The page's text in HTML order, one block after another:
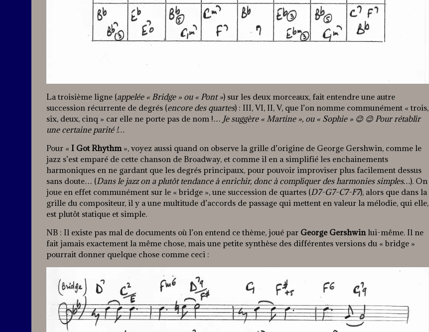
La troisième ligne (appelée « Bridge » ou « Pont ») sur les deux morceaux, fait entendre une autre
succession récurrente de degrés (encore des quartes) : III, VI, II, V, que l’on nomme communément « trois,
six, deux, cinq » car elle ne porte pas de nom !… Je suggère « Martine », ou « Sophie » 😉 😉 Pour rétablir
une certaine parité !…
Pour « I Got Rhythm», voyez aussi quand on observe la grille d’origine de George Gershwin, comme le
jazz s’est emparé de cette chanson de Broadway, et comme il en a simplifié les enchainements
harmoniques en ne gardant que les degrés principaux, pour pouvoir improviser plus facilement dessus
sans doute… (Dans le jazz on a plutôt tendance à enrichir, donc à compliquer des harmonies simples…). On
joue en effet communément sur le « bridge », une succession de quartes (D7-G7-C7-F7), alors que dans la
grille du compositeur, il y a une multitude d’accords de passage qui mettent en valeur la mélodie, qui elle,
est plutôt statique et simple.
NB : Il existe pas mal de documents où l’on entend ce thème, joué par George Gershwinlui-même. Il ne
fait jamais exactement la même chose, mais une petite synthèse des différentes versions du « bridge »
pourrait donner quelque chose comme ceci :